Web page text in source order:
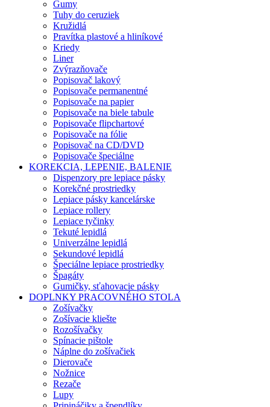
Gumy
Tuhy do ceruziek
Kružidlá
Pravítka plastové a hliníkové
Kriedy
Liner
Zvýrazňovače
Popisovač lakový
Popisovače permanentné
Popisovače na papier
Popisovače na biele tabule
Popisovače flipchartové
Popisovače na fólie
Popisovač na CD/DVD
Popisovače špeciálne
KOREKCIA, LEPENIE, BALENIE
Dispenzory pre lepiace pásky
Korekčné prostriedky
Lepiace pásky kancelárske
Lepiace rollery
Lepiace tyčinky
Tekuté lepidlá
Univerzálne lepidlá
Sekundové lepidlá
Špeciálne lepiace prostriedky
Špagáty
Gumičky, sťahovacie pásky
DOPLNKY PRACOVNÉHO STOLA
Zošívačky
Zošívacie kliešte
Rozošívačky
Spínacie pištole
Náplne do zošívačiek
Dierovače
Nožnice
Rezače
Lupy